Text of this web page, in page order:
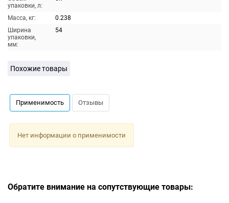
упаковки, л:
Масса, кг:
0.238
Ширина
упаковки,
мм:
54
Похожие товары
Применимость Отзывы
Нет информации о применимости
Обратите внимание на сопутствующие товары: